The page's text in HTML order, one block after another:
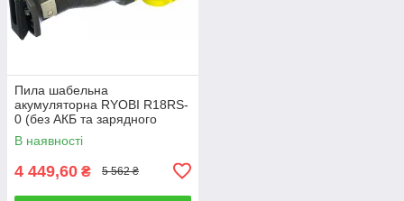
Пила шабельна
акумуляторна RYOBI R18RS-
0 (без АКБ та зарядного
пристрою)
В наявності
4 449,60 ₴ 5 562 ₴